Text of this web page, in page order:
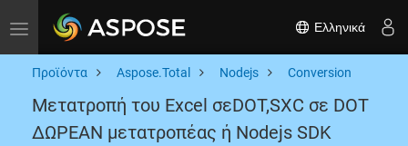
Toggle navigation Ελληνικά
Προϊόντα Aspose.Total Nodejs Conversion
Μετατροπή του Excel σεDOT,SXC σε DOT
ΔΩΡΕΑΝ μετατροπέας ή Nodejs SDK